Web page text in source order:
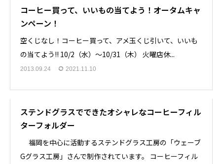
コーヒー買って、いいもの当てよう！オータムキャ
ンペーン！
空くじなし！コーヒー買って、アメ玉くじ引いて、いいも
の当てよう!! 10/2（水）～10/31（木） 火曜店休...
2013.09.24 2021.11.10
ステンドグラスでできたオシャレなコーヒーフィル
ターフォルダー
福岡を中心に活動するステンドグラス工房の「ウェーブ
Gグラス工房」さんで制作されています。 コーヒーフィル